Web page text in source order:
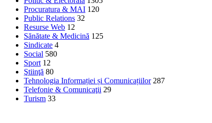
Procuratura & MAI 120
Public Relations 32
Resurse Web 12
Sănătate & Medicină 125
Sindicate 4
Social 580
Sport 12
Ştiinţă 80
Tehnologia Informației și Comunicațiilor 287
Telefonie & Comunicaţii 29
Turism 33